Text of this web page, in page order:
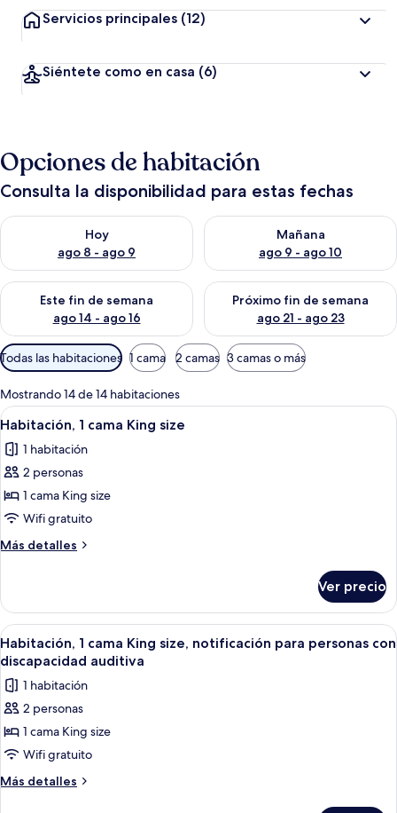
Servicios principales (12)
Siéntete como en casa (6)
Opciones de habitación
Consulta la disponibilidad para estas fechas
Hoy
ago 8 - ago 9
Consulta la disponibilidad para hoy ago 8 - ago 9
Mañana
ago 9 - ago 10
Consulta la disponibilidad
Este fin de semana
ago 14 - ago 16
Consulta la disponibilidad para este fin de semana ago 14 -
Próximo fin de semana
ago 21 - ago 23
Consulta la disponibilidad
Filtros
disponibles
para
las
habitaciones
Todas las habitaciones 1 cama 2 camas 3 camas o más
Mostrando 14 de 14 habitaciones
Abrir
todas
las
fotos
de
Habitación,
1
cama
size
Una habitación de hotel con una
2
Habitación, 1 cama King size
1 habitación
2 personas
1 cama King size
Wifi gratuito
Más detalles
Más
1
cama
King
size
Ver precio
Abrir
todas
las
fotos
de
Habitación,
1
cama
Una habitación de hotel con una
2
Habitación, 1 cama King size, notificación para personas con
discapacidad auditiva
1 habitación
2 personas
1 cama King size
Wifi gratuito
Más detalles
Más